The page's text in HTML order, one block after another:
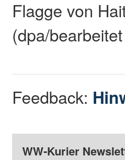
Flagge von
(dpa/
Feedback:
WW-Kurier